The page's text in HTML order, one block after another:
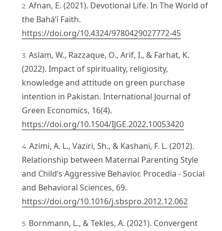
Afnan, E. (2021). Devotional Life. In The World of
the Bahá’í Faith.
https://doi.org/10.4324/9780429027772-45
Aslam, W., Razzaque, O., Arif, I., & Farhat, K.
(2022). Impact of spirituality, religiosity,
knowledge and attitude on green purchase
intention in Pakistan. International Journal of
Green Economics, 16(4).
https://doi.org/10.1504/IJGE.2022.10053420
Azimi, A. L., Vaziri, Sh., & Kashani, F. L. (2012).
Relationship between Maternal Parenting Style
and Child’s Aggressive Behavior. Procedia - Social
and Behavioral Sciences, 69.
https://doi.org/10.1016/j.sbspro.2012.12.062
Bornmann, L., & Tekles, A. (2021). Convergent